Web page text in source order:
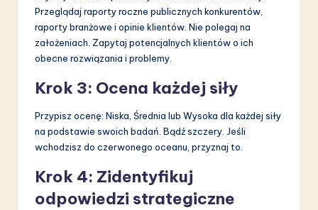
Przeglądaj raporty roczne publicznych konkurentów,
raporty branżowe i opinie klientów. Nie polegaj na
założeniach. Zapytaj potencjalnych klientów o ich
obecne rozwiązania i problemy.
Krok 3: Ocena każdej siły
Przypisz ocenę: Niska, Średnia lub Wysoka dla każdej siły
na podstawie swoich badań. Bądź szczery. Jeśli
wchodzisz do czerwonego oceanu, przyznaj to.
Krok 4: Zidentyfikuj
odpowiedzi strategiczne